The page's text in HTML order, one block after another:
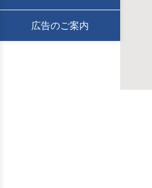
広告のご案内